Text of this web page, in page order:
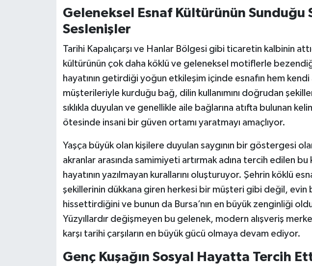
Geleneksel Esnaf Kültürünün Sunduğu
Seslenişler
Tarihi Kapalıçarşı ve Hanlar Bölgesi gibi ticaretin kalbinin
kültürünün çok daha köklü ve geleneksel motiflerle
hayatının getirdiği yoğun etkileşim içinde esnafın hem kendi
müşterileriyle kurduğu bağ, dilin kullanımını doğrudan
sıklıkla duyulan ve genellikle aile bağlarına atıfta bulunan
ötesinde insani bir güven ortamı yaratmayı amaçlıyor.
Yaşça büyük olan kişilere duyulan saygının bir göstergesi
akranlar arasında samimiyeti artırmak adına tercih edilen
hayatının yazılmayan kurallarını oluşturuyor. Şehrin köklü
şekillerinin dükkana giren herkesi bir müşteri gibi değil, evin
hissettirdiğini ve bunun da Bursa’nın en büyük zenginliği
Yüzyıllardır değişmeyen bu gelenek, modern alışveriş
karşı tarihi çarşıların en büyük gücü olmaya devam ediyor.
Genç Kuşağın Sosyal Hayatta Tercih